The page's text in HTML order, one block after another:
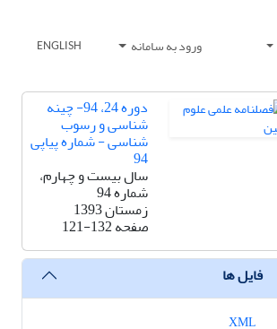
ورود به سامانه ENGLISH
دوره 24، 94- چینه
شناسی و رسوب
شناسی - شماره پیاپی
94
سال بیست و چهارم،
شماره 94
زمستان 1393
صفحه121-132
فایل ها